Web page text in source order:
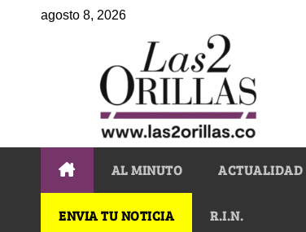
agosto 8, 2026
AL MINUTO ACTUALIDAD
ENVIA TU NOTICIA R.I.N.